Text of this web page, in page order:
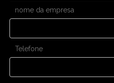
nome da empresa
Telefone